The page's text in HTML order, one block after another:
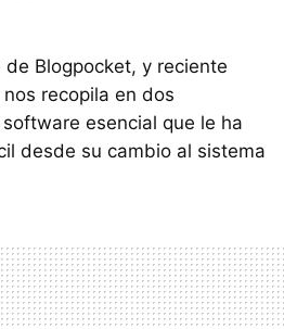
Blogpocket, y reciente
nos recopila en dos
esencial que le ha
desde su cambio al sistema